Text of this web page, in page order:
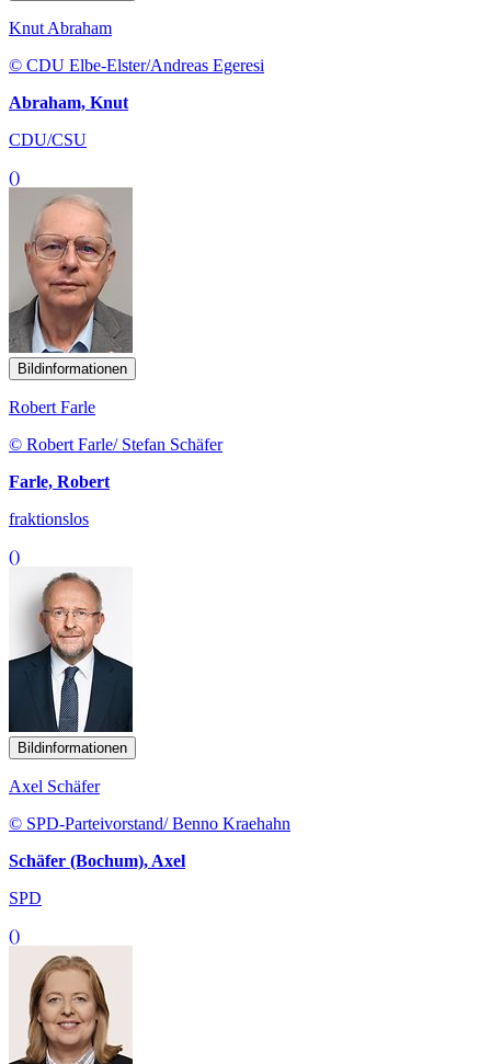
Knut Abraham
© CDU Elbe-Elster/Andreas Egeresi
Abraham, Knut
CDU/CSU
()
Bildinformationen
Robert Farle
© Robert Farle/ Stefan Schäfer
Farle, Robert
fraktionslos
()
Bildinformationen
Axel Schäfer
© SPD-Parteivorstand/ Benno Kraehahn
Schäfer (Bochum), Axel
SPD
()